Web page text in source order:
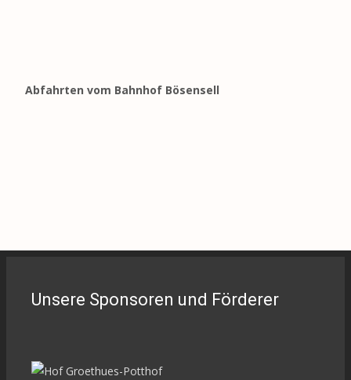
Abfahrten vom Bahnhof Bösensell
Unsere Sponsoren und Förderer